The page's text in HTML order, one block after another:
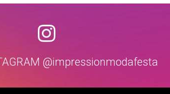
@impressionmodafesta